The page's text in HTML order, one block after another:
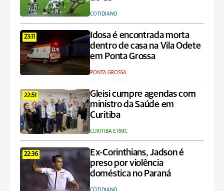
COTIDIANO
23:11
Idosa é encontrada morta
dentro de casa na Vila Odete
em Ponta Grossa
PONTA GROSSA
22:51
Gleisi cumpre agendas com
ministro da Saúde em
Curitiba
CURITIBA E RMC
22:36
Ex-Corinthians, Jadson é
preso por violência
doméstica no Paraná
COTIDIANO